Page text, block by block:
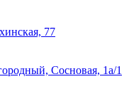
77
Сосновая, 1а/1